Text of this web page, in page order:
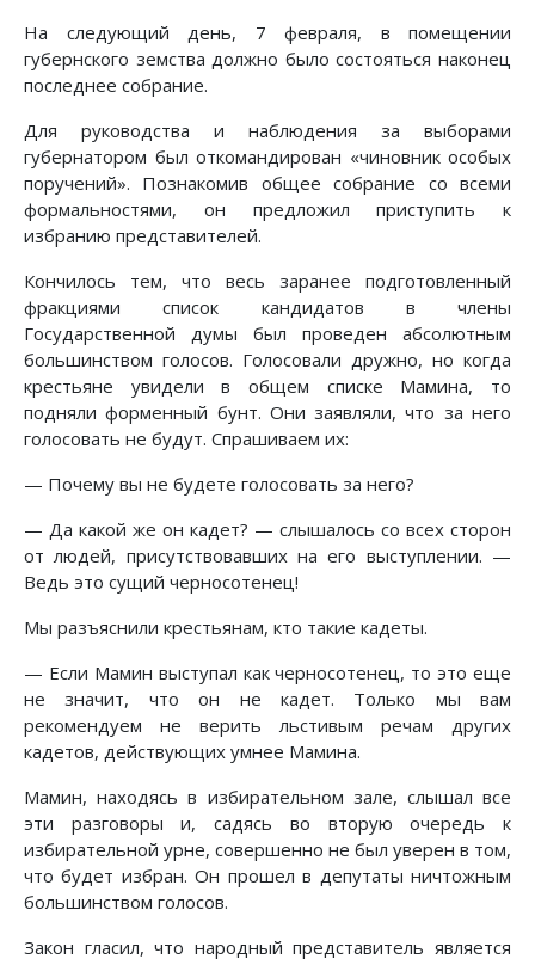
На следующий день, 7 февраля, в помещении
губернского земства должно было состояться наконец
последнее собрание.
Для руководства и наблюдения за выборами
губернатором был откомандирован «чиновник особых
поручений». Познакомив общее собрание со всеми
формальностями, он предложил приступить к
избранию представителей.
Кончилось тем, что весь заранее подготовленный
фракциями список кандидатов в члены
Государственной думы был проведен абсолютным
большинством голосов. Голосовали дружно, но когда
крестьяне увидели в общем списке Мамина, то
подняли форменный бунт. Они заявляли, что за него
голосовать не будут. Спрашиваем их:
— Почему вы не будете голосовать за него?
— Да какой же он кадет? — слышалось со всех сторон
от людей, присутствовавших на его выступлении. —
Ведь это сущий черносотенец!
Мы разъяснили крестьянам, кто такие кадеты.
— Если Мамин выступал как черносотенец, то это еще
не значит, что он не кадет. Только мы вам
рекомендуем не верить льстивым речам других
кадетов, действующих умнее Мамина.
Мамин, находясь в избирательном зале, слышал все
эти разговоры и, садясь во вторую очередь к
избирательной урне, совершенно не был уверен в том,
что будет избран. Он прошел в депутаты ничтожным
большинством голосов.
Закон гласил, что народный представитель является